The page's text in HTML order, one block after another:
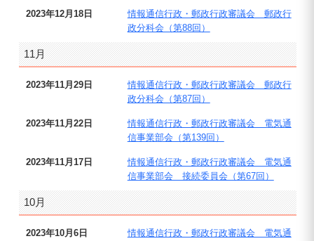
2023年12月18日
情報通信行政・郵政行政審議会 郵政行
政分科会（第88回）
11月
2023年11月29日
情報通信行政・郵政行政審議会 郵政行
政分科会（第87回）
2023年11月22日
情報通信行政・郵政行政審議会 電気通
信事業部会（第139回）
2023年11月17日
情報通信行政・郵政行政審議会 電気通
信事業部会 接続委員会（第67回）
10月
2023年10月6日
情報通信行政・郵政行政審議会 電気通